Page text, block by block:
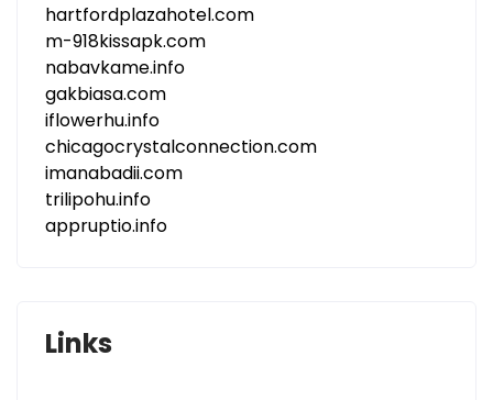
hartfordplazahotel.com
m-918kissapk.com
nabavkame.info
gakbiasa.com
iflowerhu.info
chicagocrystalconnection.com
imanabadii.com
trilipohu.info
appruptio.info
Links